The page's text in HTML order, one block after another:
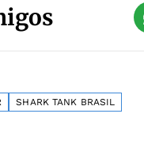
SHARK TANK BRASIL